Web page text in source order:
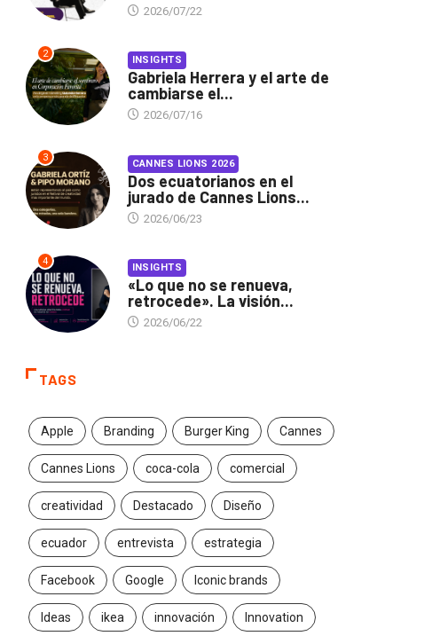
2026/07/22
2 INSIGHTS
Gabriela Herrera y el arte de
cambiarse el...
2026/07/16
3 CANNES LIONS 2026
Dos ecuatorianos en el
jurado de Cannes Lions...
2026/06/23
4 INSIGHTS
«Lo que no se renueva,
retrocede». La visión...
2026/06/22
TAGS
Apple Branding Burger King Cannes
Cannes Lions coca-cola comercial
creatividad Destacado Diseño
ecuador entrevista estrategia
Facebook Google Iconic brands
Ideas ikea innovación Innovation